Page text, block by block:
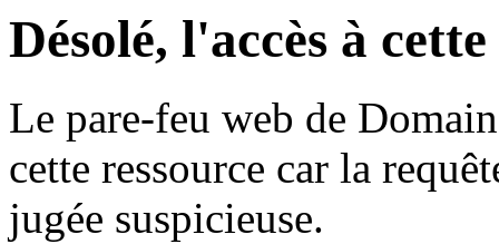
Désolé, l'accès à
Le pare-feu web de
cette ressource car la
jugée suspicieuse.